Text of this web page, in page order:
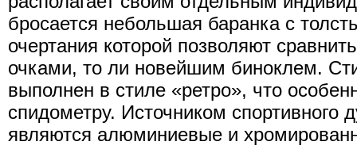
бросается небольшая баранка с
очертания которой позволяют
очками, то ли новейшим биноклем.
выполнен в стиле «ретро», что
спидометру. Источником спортивного
являются алюминиевые и